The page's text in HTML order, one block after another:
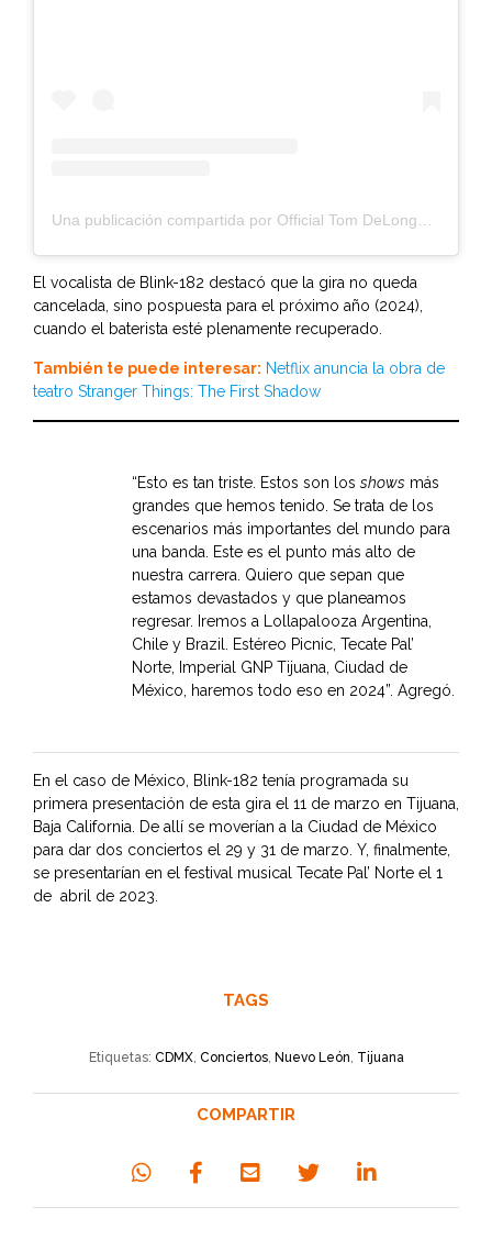
Una publicación compartida por Official Tom DeLonge (@tomdelonge)
El vocalista de Blink-182 destacó que la gira no queda
cancelada, sino pospuesta para el próximo año (2024),
cuando el baterista esté plenamente recuperado.
También te puede interesar: Netflix anuncia la obra de
teatro Stranger Things: The First Shadow
“Esto es tan triste. Estos son los shows más
grandes que hemos tenido. Se trata de los
escenarios más importantes del mundo para
una banda. Este es el punto más alto de
nuestra carrera. Quiero que sepan que
estamos devastados y que planeamos
regresar. Iremos a Lollapalooza Argentina,
Chile y Brazil. Estéreo Picnic, Tecate Pal’
Norte, Imperial GNP Tijuana, Ciudad de
México, haremos todo eso en 2024”. Agregó.
En el caso de México, Blink-182 tenía programada su
primera presentación de esta gira el 11 de marzo en Tijuana,
Baja California. De allí se moverían a la Ciudad de México
para dar dos conciertos el 29 y 31 de marzo. Y, finalmente,
se presentarían en el festival musical Tecate Pal’ Norte el 1
de abril de 2023.
TAGS
Etiquetas: CDMX, Conciertos, Nuevo León, Tijuana
COMPARTIR